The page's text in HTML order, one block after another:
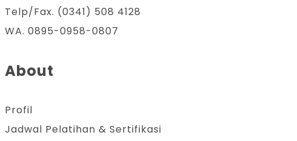
Telp/Fax. (0341) 508 4128
WA. 0895-0958-0807
About
Profil
Jadwal Pelatihan & Sertifikasi